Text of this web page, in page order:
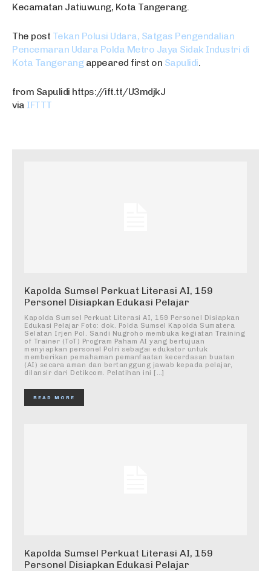
Kecamatan Jatiuwung, Kota Tangerang.
The post Tekan Polusi Udara, Satgas Pengendalian
Pencemaran Udara Polda Metro Jaya Sidak Industri di
Kota Tangerangappeared first on Sapulidi.
from Sapulidi https://ift.tt/U3mdjkJ
via IFTTT
Kapolda Sumsel Perkuat Literasi AI, 159
Personel Disiapkan Edukasi Pelajar
Kapolda Sumsel Perkuat Literasi AI, 159 Personel Disiapkan
Edukasi Pelajar Foto: dok. Polda Sumsel Kapolda Sumatera
Selatan Irjen Pol. Sandi Nugroho membuka kegiatan Training
of Trainer (ToT) Program Paham AI yang bertujuan
menyiapkan personel Polri sebagai edukator untuk
memberikan pemahaman pemanfaatan kecerdasan buatan
(AI) secara aman dan bertanggung jawab kepada pelajar,
dilansir dari Detikcom. Pelatihan ini […]
READ MORE
Kapolda Sumsel Perkuat Literasi AI, 159
Personel Disiapkan Edukasi Pelajar